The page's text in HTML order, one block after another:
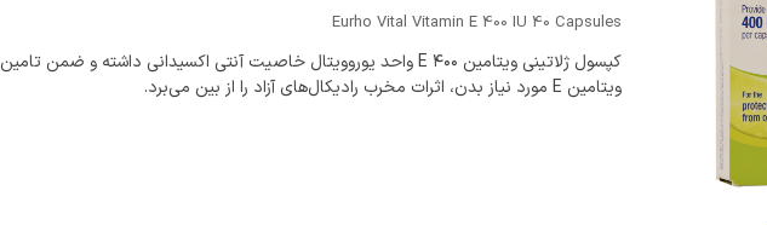
Eurho Vital Vitamin E 400 IU 40 Capsules
کپسول ژلاتینی ویتامین E ۴۰۰ واحد یوروویتال خاصیت آنتی اکسیدانی داشته و ضمن تامین
ویتامین E مورد نیاز بدن، اثرات مخرب رادیکال‌های آزاد را از بین می‌برد.